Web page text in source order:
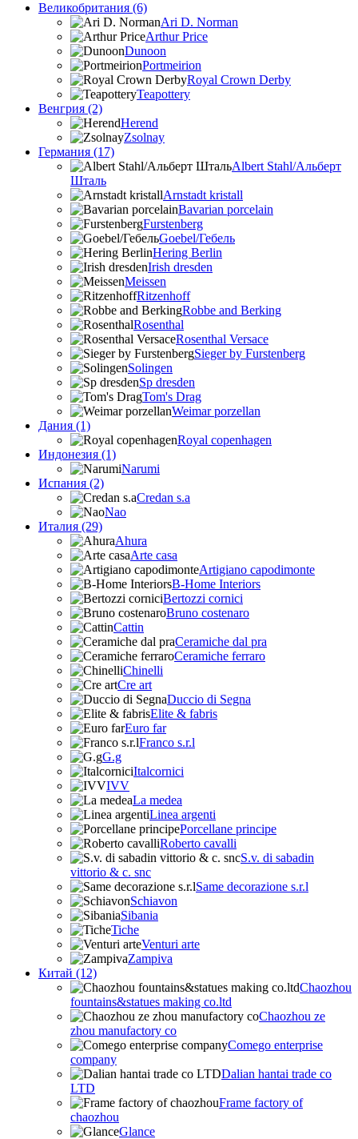
Великобритания (6)
Ari D. Norman
Arthur Price
Dunoon
Portmeirion
Royal Crown Derby
Teapottery
Венгрия (2)
Herend
Zsolnay
Германия (17)
Albert Stahl/Альбеpт
Шталь
Arnstadt kristall
Bavarian porcelain
Furstenberg
Goebel/Гебель
Hering Berlin
Irish dresden
Meissen
Ritzenhoff
Robbe and Berking
Rosenthal
Rosenthal Versace
Sieger by Furstenberg
Solingen
Sp dresden
Tom's Drag
Weimar porzellan
Дания (1)
Royal copenhagen
Индонезия (1)
Narumi
Испания (2)
Credan s.a
Nao
Италия (29)
Ahura
Arte casa
Artigiano capodimonte
B-Home Interiors
Bertozzi cornici
Bruno costenaro
Cattin
Ceramiche dal pra
Ceramiche ferraro
Chinelli
Cre art
Duccio di Segna
Elite & fabris
Euro far
Franco s.r.l
G.g
Italcornici
IVV
La medea
Linea argenti
Porcellane principe
Roberto cavalli
S.v. di sabadin
vittorio & c. snc
Same decorazione s.r.l
Schiavon
Sibania
Tiche
Venturi arte
Zampiva
Китай (12)
Chaozhou
fountains&statues making co.ltd
Chaozhou ze
zhou manufactory co
Comego enterprise
company
Dalian hantai trade co
LTD
Frame factory of
chaozhou
Glance